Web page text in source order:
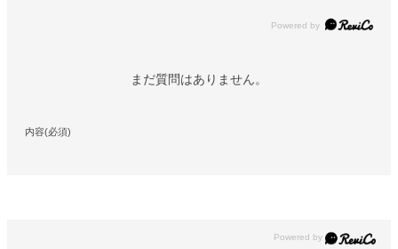
Powered by
まだ質問はありません。
内容(必須)